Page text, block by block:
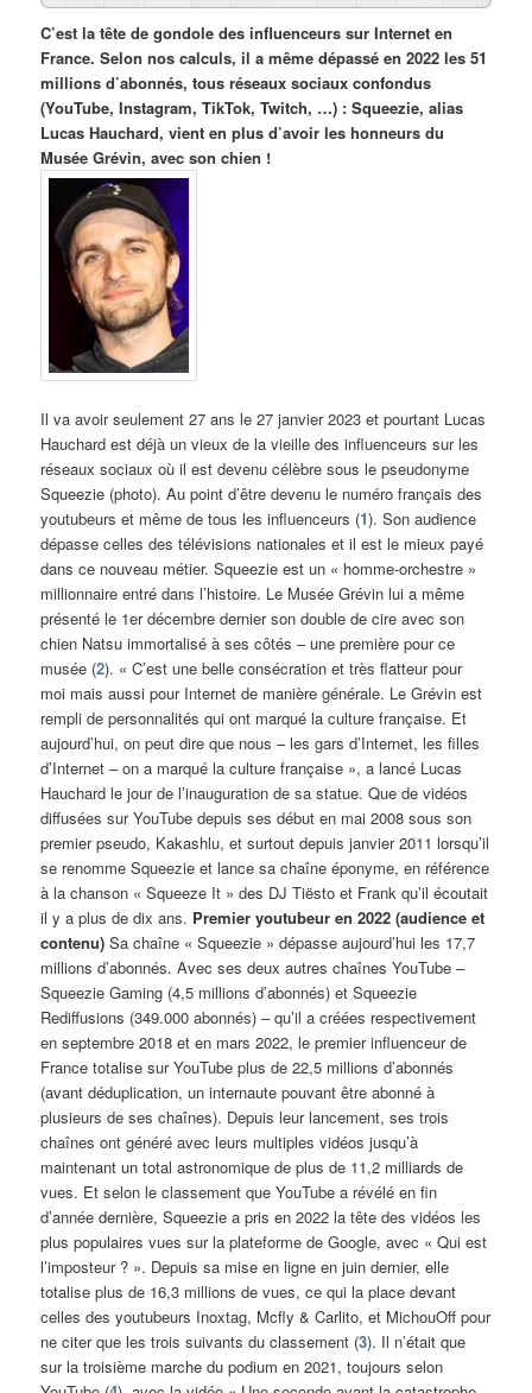
C’est la tête de gondole des influenceurs sur Internet en
France. Selon nos calculs, il a même dépassé en 2022 les 51
millions d’abonnés, tous réseaux sociaux confondus
(YouTube, Instagram, TikTok, Twitch, …) : Squeezie, alias
Lucas Hauchard, vient en plus d’avoir les honneurs du
Musée Grévin, avec son chien !
Il va avoir seulement 27 ans le 27 janvier 2023 et pourtant Lucas
Hauchard est déjà un vieux de la vieille des influenceurs sur les
réseaux sociaux où il est devenu célèbre sous le pseudonyme
Squeezie (photo). Au point d’être devenu le numéro français des
youtubeurs et même de tous les influenceurs (1). Son audience
dépasse celles des télévisions nationales et il est le mieux payé
dans ce nouveau métier. Squeezie est un « homme-orchestre »
millionnaire entré dans l’histoire. Le Musée Grévin lui a même
présenté le 1er décembre dernier son double de cire avec son
chien Natsu immortalisé à ses côtés – une première pour ce
musée (2). « C’est une belle consécration et très flatteur pour
moi mais aussi pour Internet de manière générale. Le Grévin est
rempli de personnalités qui ont marqué la culture française. Et
aujourd’hui, on peut dire que nous – les gars d’Internet, les filles
d’Internet – on a marqué la culture française », a lancé Lucas
Hauchard le jour de l’inauguration de sa statue. Que de vidéos
diffusées sur YouTube depuis ses début en mai 2008 sous son
premier pseudo, Kakashlu, et surtout depuis janvier 2011 lorsqu’il
se renomme Squeezie et lance sa chaîne éponyme, en référence
à la chanson « Squeeze It » des DJ Tiësto et Frank qu’il écoutait
il y a plus de dix ans. Premier youtubeur en 2022 (audience et
contenu) Sa chaîne « Squeezie » dépasse aujourd’hui les 17,7
millions d’abonnés. Avec ses deux autres chaînes YouTube –
Squeezie Gaming (4,5 millions d’abonnés) et Squeezie
Rediffusions (349.000 abonnés) – qu’il a créées respectivement
en septembre 2018 et en mars 2022, le premier influenceur de
France totalise sur YouTube plus de 22,5 millions d’abonnés
(avant déduplication, un internaute pouvant être abonné à
plusieurs de ses chaînes). Depuis leur lancement, ses trois
chaînes ont généré avec leurs multiples vidéos jusqu’à
maintenant un total astronomique de plus de 11,2 milliards de
vues. Et selon le classement que YouTube a révélé en fin
d’année dernière, Squeezie a pris en 2022 la tête des vidéos les
plus populaires vues sur la plateforme de Google, avec « Qui est
l’imposteur ? ». Depuis sa mise en ligne en juin dernier, elle
totalise plus de 16,3 millions de vues, ce qui la place devant
celles des youtubeurs Inoxtag, Mcfly & Carlito, et MichouOff pour
ne citer que les trois suivants du classement (3). Il n’était que
sur la troisième marche du podium en 2021, toujours selon